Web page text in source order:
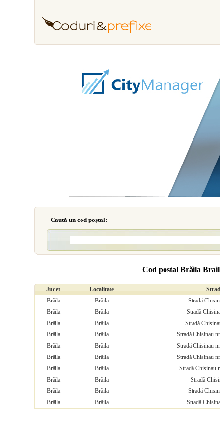
Caută un cod poştal:
Cod postal Brăila
Judet Localitate
Brăila
Brăila
Stradă
Brăila
Brăila
Stradă
Brăila
Brăila
Stradă
Brăila
Brăila
Stradă Chisinau
Brăila
Brăila
Stradă Chisinau
Brăila
Brăila
Stradă Chisinau
Brăila
Brăila
Stradă Chisinau
Brăila
Brăila
Stradă
Brăila
Brăila
Stradă
Brăila
Brăila Stradă